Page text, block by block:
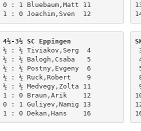
4½-3½ SC Eppingen
½ : ½ Medvegy,Zolta 11
1 : 0 Braun,Arik    12
0 : 1 Guliyev,Namig 13
4 Feuerstack,Al ½ : ½ Lenic,Luka     3
8 Michna,Marta  0 : 1 Saric,Ivan     5